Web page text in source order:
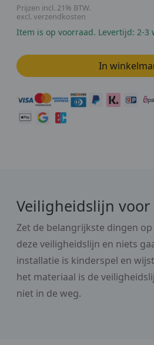
Prijzen incl. 21% BTW.
excl. verzendkosten
Item is op voorraad. Levertijd: 2-3
In
Veiligheidslijn voor
Zet de belangrijkste dingen
deze veiligheidslijn en niets
installatie is kinderspel en
het materiaal is de
niet in de weg.